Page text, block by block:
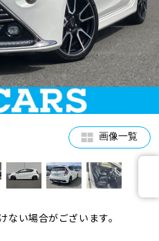
体制
採用情報
733-500
画像一覧
い場合がございます。